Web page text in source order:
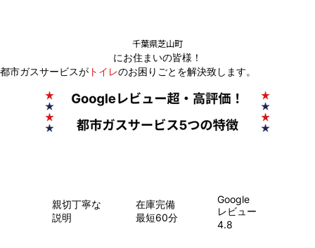
にお住まいの皆様！
千葉県芝山町
都市ガスサービスが トイレのお困りごとを解決致します。
親切丁寧な
説明
在庫完備
最短60分
Google
レビュー
4.8